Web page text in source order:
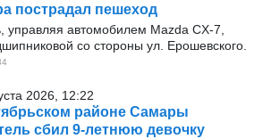
пострадал пешеход
управляя автомобилем Mazda CX-7,
со стороны ул. Ерошевского.
2026, 12:22
районе Самары
сбил 9-летнюю девочку